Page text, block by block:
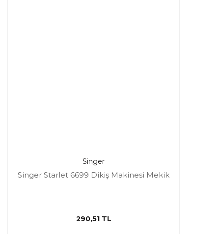
Singer
Singer Starlet 6699 Dikiş Makinesi Mekik
290,51 TL